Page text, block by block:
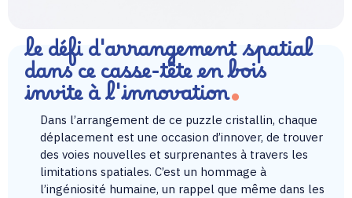
le défi d'arrangement spatial
dans ce casse-tête en bois
invite à l'innovation
Dans l’arrangement de ce puzzle cristallin, chaque
déplacement est une occasion d’innover, de trouver
des voies nouvelles et surprenantes à travers les
limitations spatiales. C’est un hommage à
l’ingéniosité humaine, un rappel que même dans les